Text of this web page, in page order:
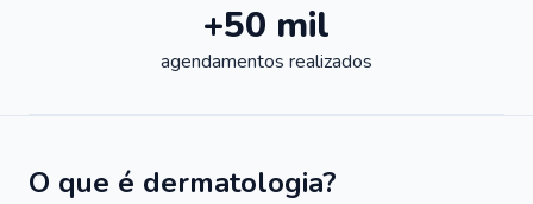
+50 mil
agendamentos realizados
O que é dermatologia?